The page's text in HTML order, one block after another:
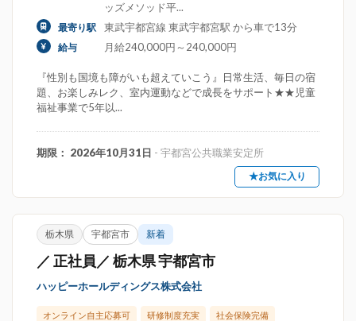
ッズメソッド平...
最寄り駅 東武宇都宮線 東武宇都宮駅 から車で13分
給与 月給240,000円～240,000円
『性別も国境も障がいも超えていこう』日常生活、毎日の宿
題、お楽しみレク、室内運動などで成長をサポート★★児童
福祉事業で5年以...
期限： 2026年10月31日 - 宇都宮公共職業安定所
★お気に入り
栃木県 宇都宮市 新着
／ 正社員／ 栃木県 宇都宮市
ハッピーホールディングス株式会社
オンライン自主応募可 研修制度充実 社会保険完備